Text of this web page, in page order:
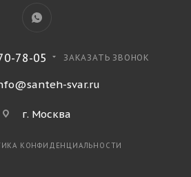
78-05 ЗАКАЗАТЬ ЗВОНОК
svar.ru
г. Москва
КОНФИДЕНЦИАЛЬНОСТИ